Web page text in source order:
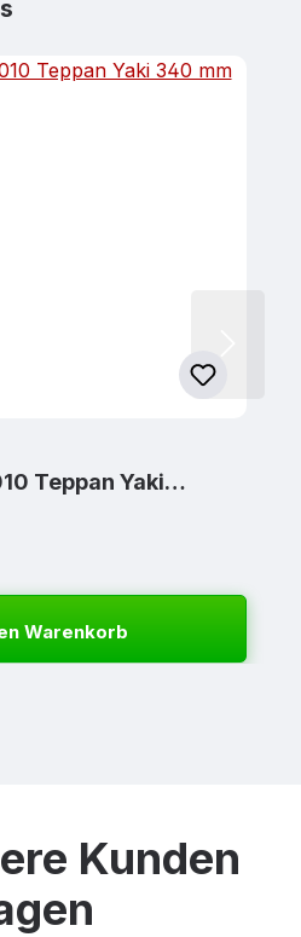
Teppan Yaki…
Warenkorb
Kunden